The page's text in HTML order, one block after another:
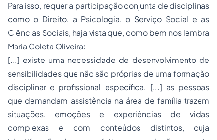
Para isso, requer a participação conjunta de disciplinas
como o Direito, a Psicologia, o Serviço Social e as
Ciências Sociais, haja vista que, como bem nos lembra
Maria Coleta Oliveira:
[...] existe uma necessidade de desenvolvimento de
sensibilidades que não são próprias de uma formação
disciplinar e profissional específica. [...] as pessoas
que demandam assistência na área de família trazem
situações, emoções e experiências de vidas
complexas e com conteúdos distintos, cuja